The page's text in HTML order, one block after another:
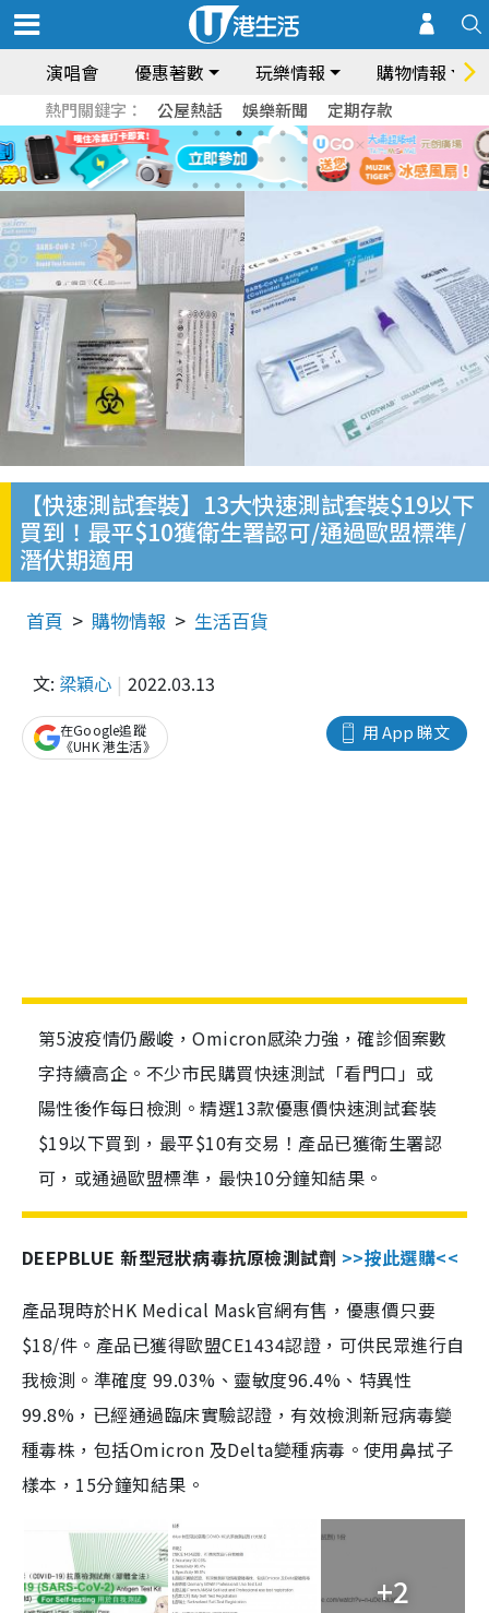
演唱會 優惠著數 玩樂情報 購物情報
熱門關鍵字： 公屋熱話 娛樂新聞 定期存款
【快速測試套裝】13大快速測試套裝$19以下
買到！最平$10獲衛生署認可/通過歐盟標準/
潛伏期適用
首頁 購物情報 生活百貨
文: 梁穎心 2022.03.13
用 App 睇文
在Google追蹤
《UHK 港生活》
第5波疫情仍嚴峻，Omicron感染力強，確診個案數
字持續高企。不少市民購買快速測試「看門口」或
陽性後作每日檢測。精選13款優惠價快速測試套裝
$19以下買到，最平$10有交易！產品已獲衛生署認
可，或通過歐盟標準，最快10分鐘知結果。
DEEPBLUE 新型冠狀病毒抗原檢測試劑 >>按此選購<<
產品現時於HK Medical Mask官網有售，優惠價只要
$18/件。產品已獲得歐盟CE1434認證，可供民眾進行自
我檢測。準確度 99.03%、靈敏度96.4%、特異性
99.8%，已經通過臨床實驗認證，有效檢測新冠病毒變
種毒株，包括Omicron 及Delta變種病毒。使用鼻拭子
樣本，15分鐘知結果。
+2